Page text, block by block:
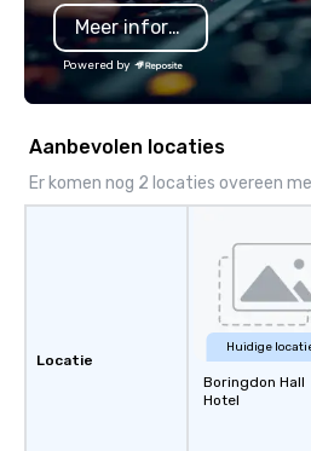
Meer informatie
Powered by
Aanbevolen locaties
Er komen nog 2 locaties overeen
Locatie
Huidige
Boringdon Hall
Hotel